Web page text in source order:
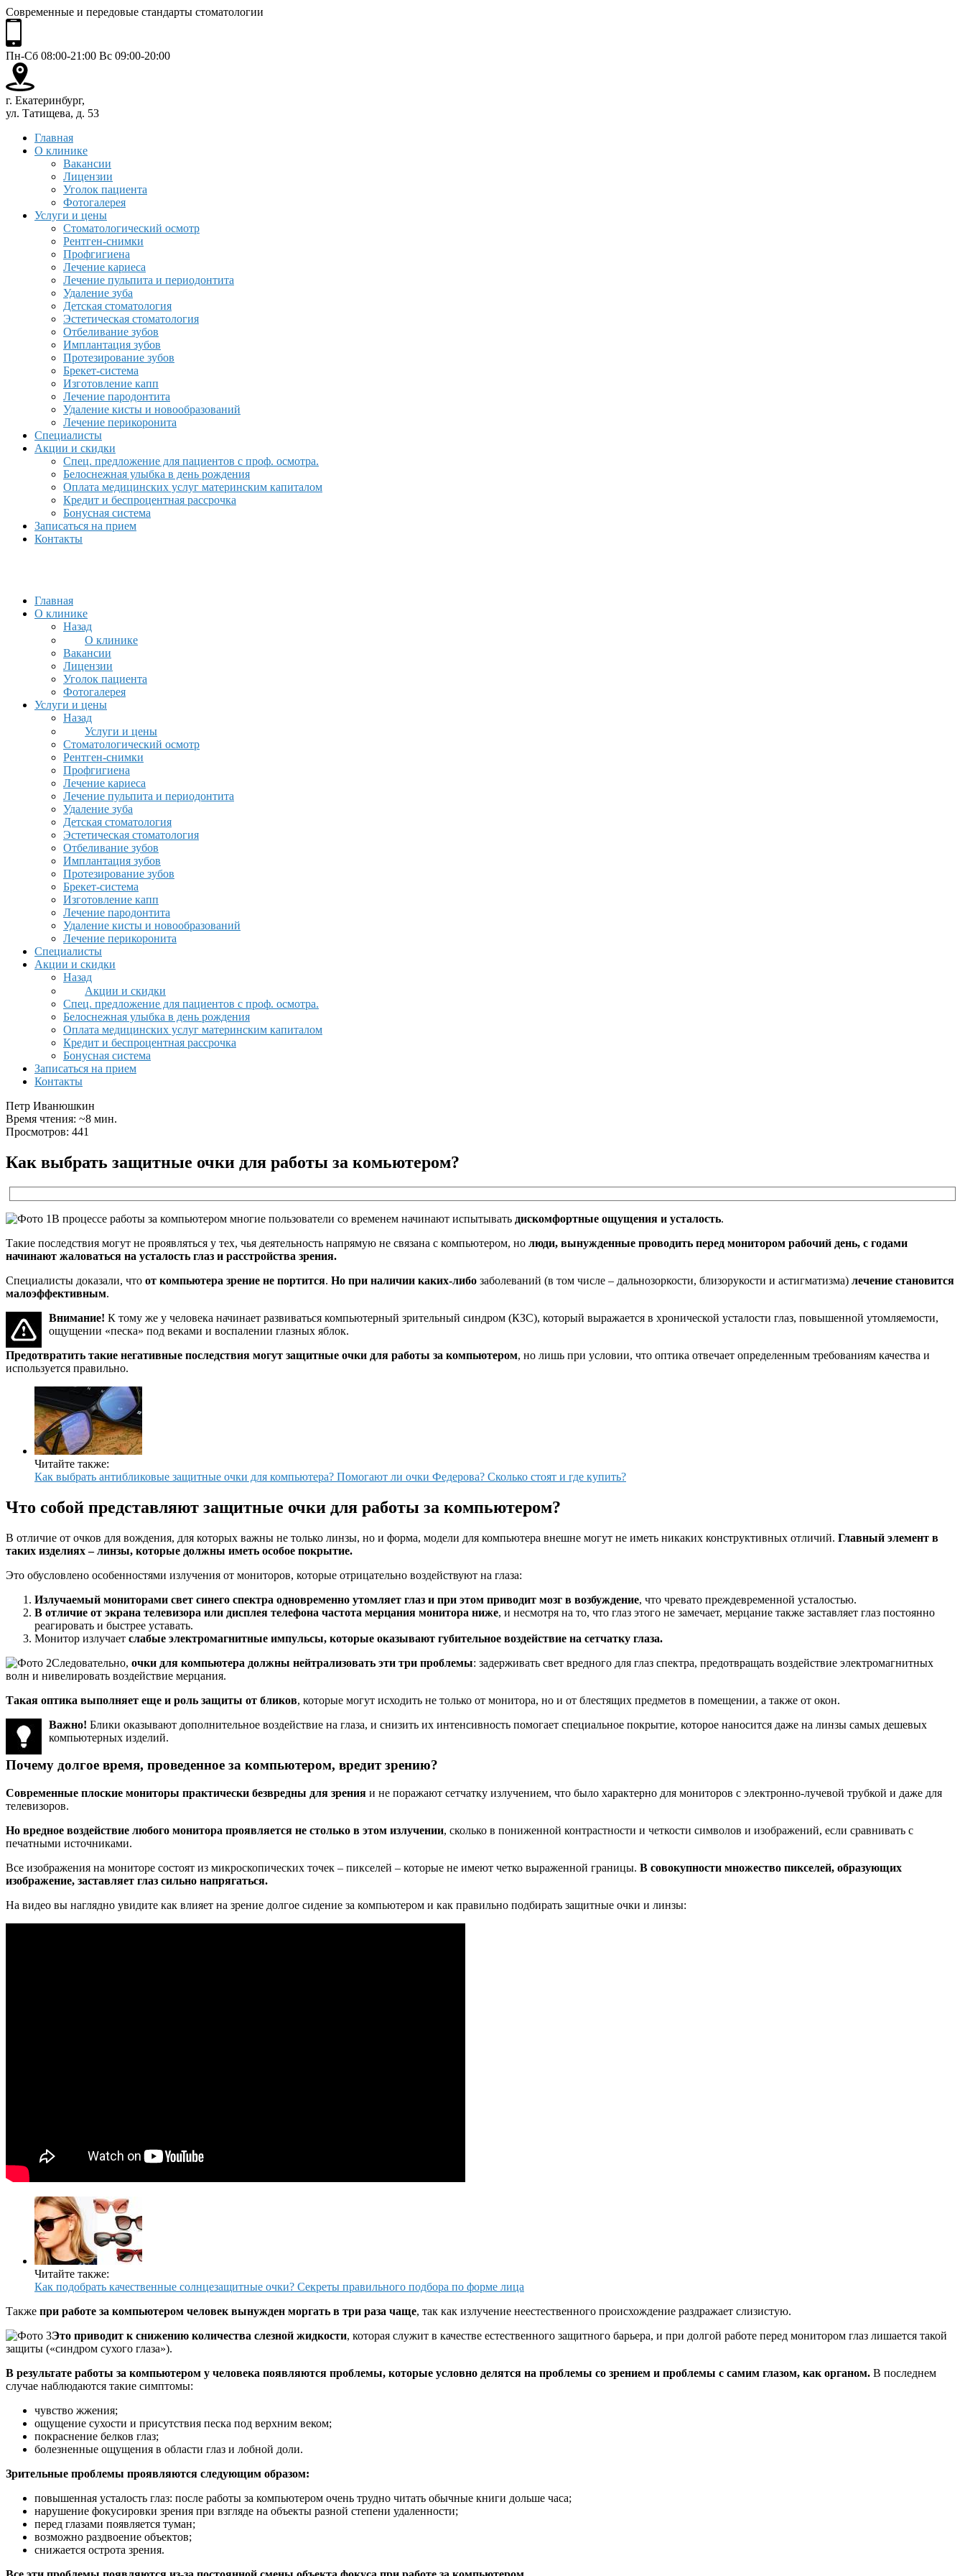
Современные и передовые стандарты стоматологии
Пн-Сб 08:00-21:00 Вс 09:00-20:00
г. Екатеринбург,
ул. Татищева, д. 53
Главная
О клинике
Вакансии
Лицензии
Уголок пациента
Фотогалерея
Услуги и цены
Стоматологический осмотр
Рентген-снимки
Профгигиена
Лечение кариеса
Лечение пульпита и периодонтита
Удаление зуба
Детская стоматология
Эстетическая стоматология
Отбеливание зубов
Имплантация зубов
Протезирование зубов
Брекет-система
Изготовление капп
Лечение пародонтита
Удаление кисты и новообразований
Лечение перикоронита
Специалисты
Акции и скидки
Спец. предложение для пациентов с проф. осмотра.
Белоснежная улыбка в день рождения
Оплата медицинских услуг материнским капиталом
Кредит и беспроцентная рассрочка
Бонусная система
Записаться на прием
Контакты
Главная
О клинике
Назад
О клинике
Вакансии
Лицензии
Уголок пациента
Фотогалерея
Услуги и цены
Назад
Услуги и цены
Стоматологический осмотр
Рентген-снимки
Профгигиена
Лечение кариеса
Лечение пульпита и периодонтита
Удаление зуба
Детская стоматология
Эстетическая стоматология
Отбеливание зубов
Имплантация зубов
Протезирование зубов
Брекет-система
Изготовление капп
Лечение пародонтита
Удаление кисты и новообразований
Лечение перикоронита
Специалисты
Акции и скидки
Назад
Акции и скидки
Спец. предложение для пациентов с проф. осмотра.
Белоснежная улыбка в день рождения
Оплата медицинских услуг материнским капиталом
Кредит и беспроцентная рассрочка
Бонусная система
Записаться на прием
Контакты
Петр Иванюшкин
Время чтения: ~8 мин.
Просмотров: 441
Как выбрать защитные очки для работы за комьютером?
В процессе работы за компьютером многие пользователи со временем начинают испытывать дискомфортные ощущения и усталость.
Такие последствия могут не проявляться у тех, чья деятельность напрямую не связана с компьютером, но люди, вынужденные проводить перед монитором рабочий день, с годами
начинают жаловаться на усталость глаз и расстройства зрения.
Специалисты доказали, что от компьютера зрение не портится. Но при наличии каких-либо заболеваний (в том числе – дальнозоркости, близорукости и астигматизма) лечение становится
малоэффективным.
Внимание! К тому же у человека начинает развиваться компьютерный зрительный синдром (КЗС), который выражается в хронической усталости глаз, повышенной утомляемости,
ощущении «песка» под веками и воспалении глазных яблок.
Предотвратить такие негативные последствия могут защитные очки для работы за компьютером, но лишь при условии, что оптика отвечает определенным требованиям качества и
используется правильно.
Читайте также:
Как выбрать антибликовые защитные очки для компьютера? Помогают ли очки Федерова? Сколько стоят и где купить?
Что собой представляют защитные очки для работы за компьютером?
В отличие от очков для вождения, для которых важны не только линзы, но и форма, модели для компьютера внешне могут не иметь никаких конструктивных отличий. Главный элемент в
таких изделиях – линзы, которые должны иметь особое покрытие.
Это обусловлено особенностями излучения от мониторов, которые отрицательно воздействуют на глаза:
Излучаемый мониторами свет синего спектра одновременно утомляет глаз и при этом приводит мозг в возбуждение, что чревато преждевременной усталостью.
В отличие от экрана телевизора или дисплея телефона частота мерцания монитора ниже, и несмотря на то, что глаз этого не замечает, мерцание также заставляет глаз постоянно
реагировать и быстрее уставать.
Монитор излучает слабые электромагнитные импульсы, которые оказывают губительное воздействие на сетчатку глаза.
Следовательно, очки для компьютера должны нейтрализовать эти три проблемы: задерживать свет вредного для глаз спектра, предотвращать воздействие электромагнитных
волн и нивелировать воздействие мерцания.
Такая оптика выполняет еще и роль защиты от бликов, которые могут исходить не только от монитора, но и от блестящих предметов в помещении, а также от окон.
Важно! Блики оказывают дополнительное воздействие на глаза, и снизить их интенсивность помогает специальное покрытие, которое наносится даже на линзы самых дешевых
компьютерных изделий.
Почему долгое время, проведенное за компьютером, вредит зрению?
Современные плоские мониторы практически безвредны для зрения и не поражают сетчатку излучением, что было характерно для мониторов с электронно-лучевой трубкой и даже для
телевизоров.
Но вредное воздействие любого монитора проявляется не столько в этом излучении, сколько в пониженной контрастности и четкости символов и изображений, если сравнивать с
печатными источниками.
Все изображения на мониторе состоят из микроскопических точек – пикселей – которые не имеют четко выраженной границы. В совокупности множество пикселей, образующих
изображение, заставляет глаз сильно напрягаться.
На видео вы наглядно увидите как влияет на зрение долгое сидение за компьютером и как правильно подбирать защитные очки и линзы:
Читайте также:
Как подобрать качественные солнцезащитные очки? Секреты правильного подбора по форме лица
Также при работе за компьютером человек вынужден моргать в три раза чаще, так как излучение неестественного происхождение раздражает слизистую.
Это приводит к снижению количества слезной жидкости, которая служит в качестве естественного защитного барьера, и при долгой работе перед монитором глаз лишается такой
защиты («синдром сухого глаза»).
В результате работы за компьютером у человека появляются проблемы, которые условно делятся на проблемы со зрением и проблемы с самим глазом, как органом. В последнем
случае наблюдаются такие симптомы:
чувство жжения;
ощущение сухости и присутствия песка под верхним веком;
покраснение белков глаз;
болезненные ощущения в области глаз и лобной доли.
Зрительные проблемы проявляются следующим образом:
повышенная усталость глаз: после работы за компьютером очень трудно читать обычные книги дольше часа;
нарушение фокусировки зрения при взгляде на объекты разной степени удаленности;
перед глазами появляется туман;
возможно раздвоение объектов;
снижается острота зрения.